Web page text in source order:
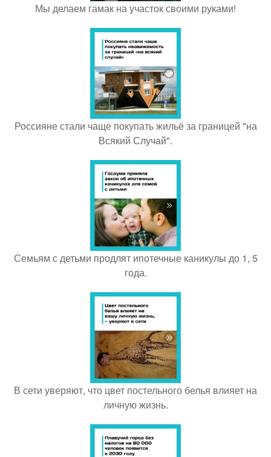
Мы делаем гамак на участок своими руками!
Россияне стали чаще покупать жильё за границей "на
Всякий Случай".
Семьям с детьми продлят ипотечные каникулы до 1, 5
года.
В сети уверяют, что цвет постельного белья влияет на
личную жизнь.